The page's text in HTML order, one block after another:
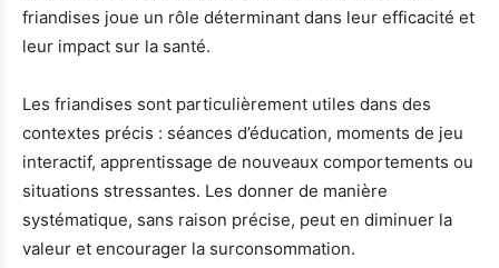
friandises joue un rôle déterminant dans leur efficacité et
leur impact sur la santé.
Les friandises sont particulièrement utiles dans des
contextes précis : séances d’éducation, moments de jeu
interactif, apprentissage de nouveaux comportements ou
situations stressantes. Les donner de manière
systématique, sans raison précise, peut en diminuer la
valeur et encourager la surconsommation.